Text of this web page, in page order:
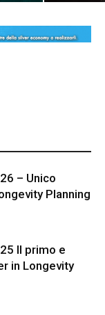
– Unico
Planning
Il primo e
in Longevity